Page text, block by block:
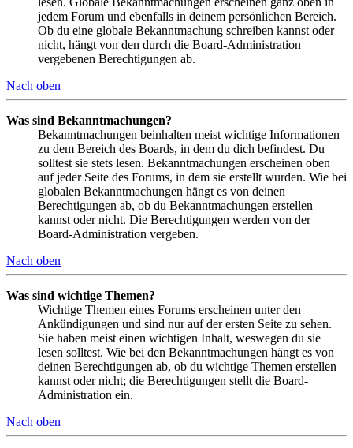
jedem Forum und ebenfalls in deinem persönlichen Bereich.
Ob du eine globale Bekanntmachung schreiben kannst oder
nicht, hängt von den durch die Board-Administration
vergebenen Berechtigungen ab.
Nach oben
Was sind Bekanntmachungen?
Bekanntmachungen beinhalten meist wichtige Informationen
zu dem Bereich des Boards, in dem du dich befindest. Du
solltest sie stets lesen. Bekanntmachungen erscheinen oben
auf jeder Seite des Forums, in dem sie erstellt wurden. Wie bei
globalen Bekanntmachungen hängt es von deinen
Berechtigungen ab, ob du Bekanntmachungen erstellen
kannst oder nicht. Die Berechtigungen werden von der
Board-Administration vergeben.
Nach oben
Was sind wichtige Themen?
Wichtige Themen eines Forums erscheinen unter den
Ankündigungen und sind nur auf der ersten Seite zu sehen.
Sie haben meist einen wichtigen Inhalt, weswegen du sie
lesen solltest. Wie bei den Bekanntmachungen hängt es von
deinen Berechtigungen ab, ob du wichtige Themen erstellen
kannst oder nicht; die Berechtigungen stellt die Board-
Administration ein.
Nach oben